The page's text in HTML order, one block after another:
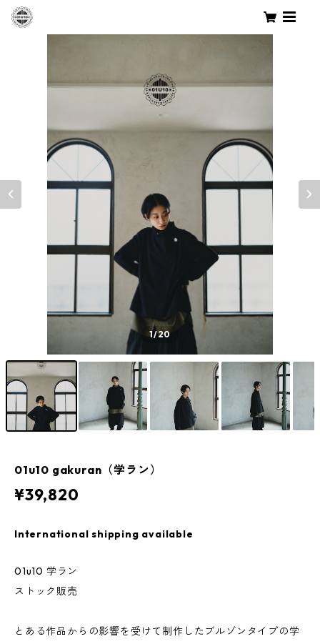
1/20
01u10 gakuran（学ラン）
¥39,820
International shipping available
01u10 学ラン
ストック販売
とある作品からの影響を受けて制作したブルゾンタイプの学